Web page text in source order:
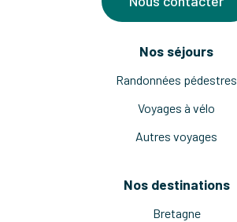
Nos séjours
Randonnées pédestres
Voyages à vélo
Autres voyages
Nos destinations
Bretagne